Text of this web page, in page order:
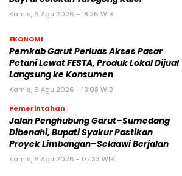
Kamis, 6 Agu 2026 - 18:26 WIB
EKONOMI
Pemkab Garut Perluas Akses Pasar
Petani Lewat FESTA, Produk Lokal Dijual
Langsung ke Konsumen
Kamis, 6 Agu 2026 - 13:08 WIB
Pemerintahan
Jalan Penghubung Garut–Sumedang
Dibenahi, Bupati Syakur Pastikan
Proyek Limbangan–Selaawi Berjalan
Kamis, 6 Agu 2026 - 07:33 WIB